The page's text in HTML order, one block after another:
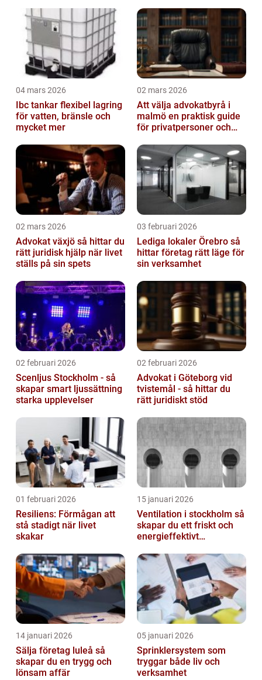
04 mars 2026
Ibc tankar flexibel lagring
för vatten, bränsle och
mycket mer
02 mars 2026
Att välja advokatbyrå i
malmö en praktisk guide
för privatpersoner och
02 mars 2026
Advokat växjö så hittar du
rätt juridisk hjälp när livet
ställs på sin spets
03 februari 2026
Lediga lokaler Örebro så
hittar företag rätt läge för
sin verksamhet
02 februari 2026
Scenljus Stockholm - så
skapar smart ljussättning
starka upplevelser
02 februari 2026
Advokat i Göteborg vid
tvistemål - så hittar du
rätt juridiskt stöd
01 februari 2026
Resiliens: Förmågan att
stå stadigt när livet
skakar
15 januari 2026
Ventilation i stockholm så
skapar du ett friskt och
energieffektivt
14 januari 2026
Sälja företag luleå så
skapar du en trygg och
lönsam affär
05 januari 2026
Sprinklersystem som
tryggar både liv och
verksamhet